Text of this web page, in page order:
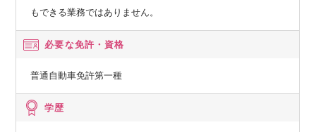
もできる業務ではありません。
必要な免許・資格
普通自動車免許第一種
学歴